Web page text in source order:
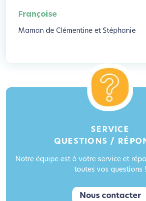
Françoise
Maman de Clémentine et Stéphanie
SERVICE
QUESTIONS /
Notre équipe est à votre service et
toutes vos questions !
Nous contacter